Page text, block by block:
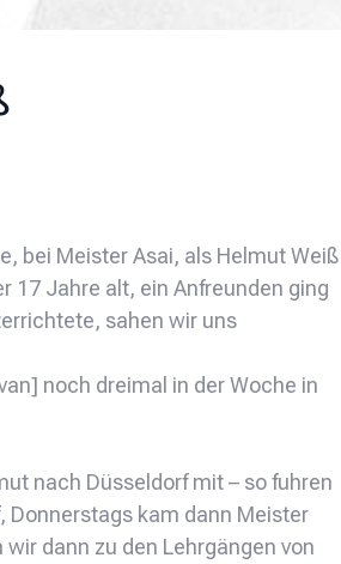
bei Meister Asai, als Helmut Weiß
17 Jahre alt, ein Anfreunden ging
sahen wir uns
noch dreimal in der Woche in
nach Düsseldorf mit – so fuhren
kam dann Meister
dann zu den Lehrgängen von